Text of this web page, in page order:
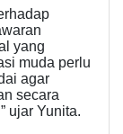
yang
muda perlu
agar
secara
ujar Yunita.